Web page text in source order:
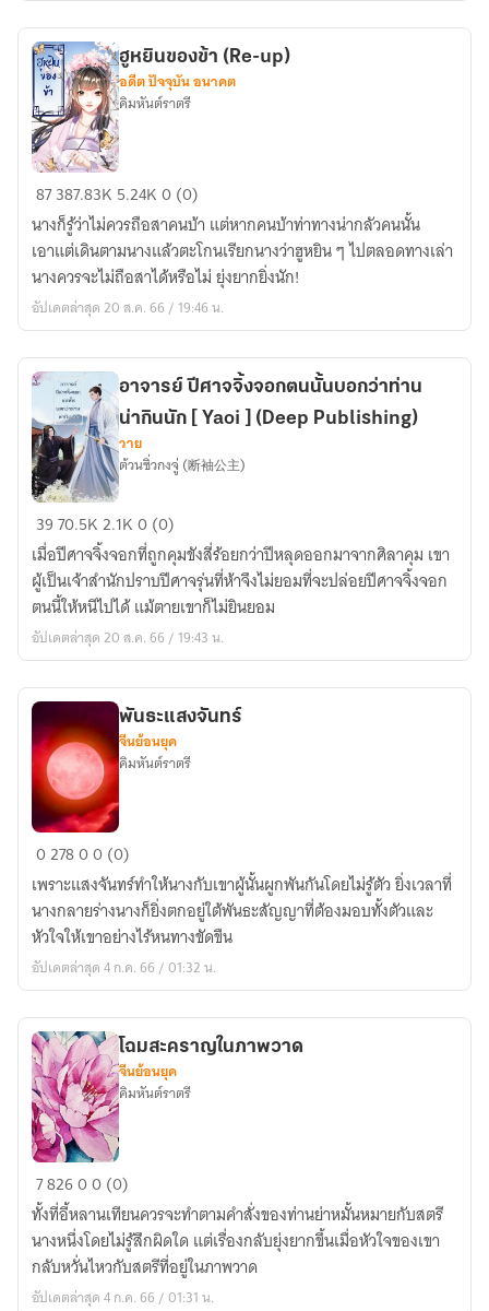
ง่าย
กัน
ฮู
หยิน
ของ
ข้า
(Re-
up)
ฮูหยินของข้า (Re-up)
อดีต ปัจจุบัน อนาคต
คิมหันต์ราตรี
87387.83K 5.24K0 (0)
นางก็รู้ว่าไม่ควรถือสาคนบ้า แต่หากคนบ้าท่าทางน่ากลัวคนนั้น
เอาแต่เดินตามนางแล้วตะโกนเรียกนางว่าฮูหยิน ๆ ไปตลอดทางเล่า
นางควรจะไม่ถือสาได้หรือไม่ ยุ่งยากยิ่งนัก!
อัปเดตล่าสุด 20 ส.ค. 66 / 19:46 น.
อาจารย์
ปีศาจ
จิ้งจอก
ตน
นั้น
บอก
ท่าน
น่า
กิน
นัก
[
Yaoi
]
(Deep
Publishing)
อาจารย์ ปีศาจจิ้งจอกตนนั้นบอกว่าท่าน
น่ากินนัก [ Yaoi ] (Deep Publishing)
วาย
ต้วนซิ่วกงจู่ (断袖公主)
3970.5K2.1K0 (0)
เมื่อปีศาจจิ้งจอกที่ถูกคุมขังสี่ร้อยกว่าปีหลุดออกมาจากศิลาคุม เขา
ผู้เป็นเจ้าสำนักปราบปีศาจรุ่นที่ห้าจึงไม่ยอมที่จะปล่อยปีศาจจิ้งจอก
ตนนี้ให้หนีไปได้ แม้ตายเขาก็ไม่ยินยอม
อัปเดตล่าสุด 20 ส.ค. 66 / 19:43 น.
พันธะ
แสงจันทร์
พันธะแสงจันทร์
จีนย้อนยุค
คิมหันต์ราตรี
027800 (0)
เพราะแสงจันทร์ทำให้นางกับเขาผู้นั้นผูกพันกันโดยไม่รู้ตัว ยิ่งเวลาที่
นางกลายร่างนางก็ยิ่งตกอยู่ใต้พันธะสัญญาที่ต้องมอบทั้งตัวและ
หัวใจให้เขาอย่างไร้หนทางขัดขืน
อัปเดตล่าสุด 4 ก.ค. 66 / 01:32 น.
โฉม
สะคราญ
ใน
ภาพ
วาด
โฉมสะคราญในภาพวาด
จีนย้อนยุค
คิมหันต์ราตรี
782600 (0)
ทั้งที่อี้หลานเทียนควรจะทำตามคำสั่งของท่านย่าหมั้นหมายกับสตรี
นางหนึ่งโดยไม่รู้สึกผิดใด แต่เรื่องกลับยุ่งยากขึ้นเมื่อหัวใจของเขา
กลับหวั่นไหวกับสตรีที่อยู่ในภาพวาด
อัปเดตล่าสุด 4 ก.ค. 66 / 01:31 น.